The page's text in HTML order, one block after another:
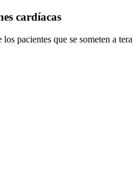
cardíacas
pacientes que se someten a